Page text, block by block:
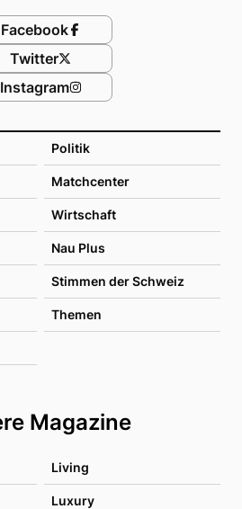
Politik
Matchcenter
Wirtschaft
Nau Plus
Stimmen der Schweiz
Themen
Magazine
Living
Luxury
Facebook
Twitter
Instagram